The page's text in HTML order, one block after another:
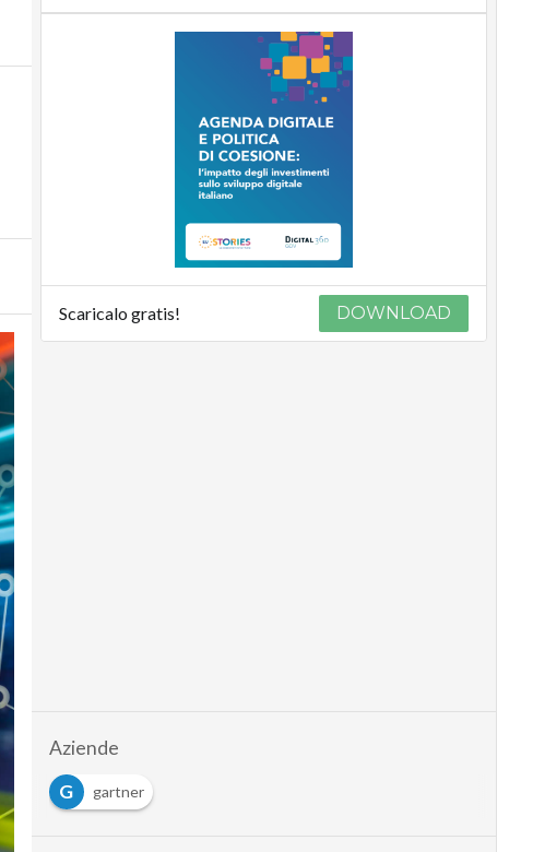
Scaricalo gratis! DOWNLOAD
Aziende
G
gartner